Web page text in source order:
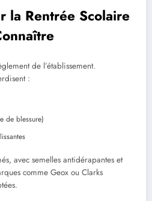
la Rentrée Scolaire
de l’établissement.
:
de blessure)
avec semelles antidérapantes et
comme Geox ou Clarks